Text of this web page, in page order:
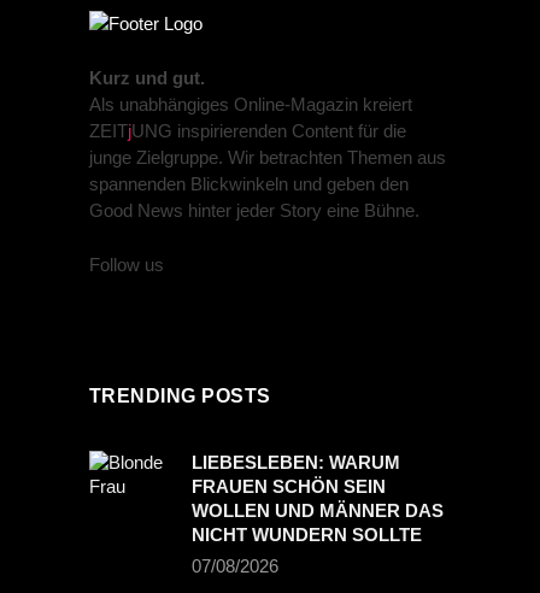
Kurz und gut.
Als unabhängiges Online-Magazin kreiert
ZEITjUNG inspirierenden Content für die
junge Zielgruppe. Wir betrachten Themen aus
spannenden Blickwinkeln und geben den
Good News hinter jeder Story eine Bühne.
Follow us
TRENDING POSTS
LIEBESLEBEN: WARUM
FRAUEN SCHÖN SEIN
WOLLEN UND MÄNNER DAS
NICHT WUNDERN SOLLTE
07/08/2026